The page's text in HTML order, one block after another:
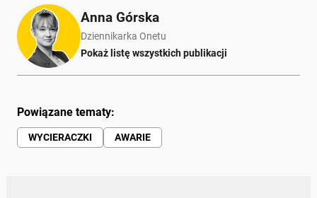
Anna Górska
Dziennikarka Onetu
Pokaż listę wszystkich publikacji
Powiązane tematy:
WYCIERACZKI AWARIE